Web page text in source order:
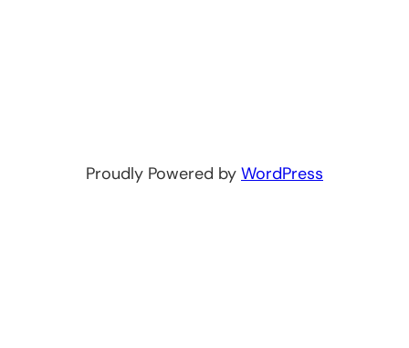
Proudly Powered by WordPress